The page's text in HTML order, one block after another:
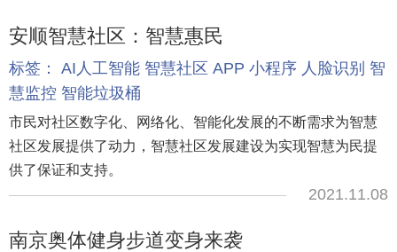
安顺智慧社区：智慧惠民
标签： AI人工智能 智慧社区 APP 小程序 人脸识别 智
慧监控 智能垃圾桶
市民对社区数字化、网络化、智能化发展的不断需求为智慧
社区发展提供了动力，智慧社区发展建设为实现智慧为民提
供了保证和支持。
2021.11.08
南京奥体健身步道变身来袭